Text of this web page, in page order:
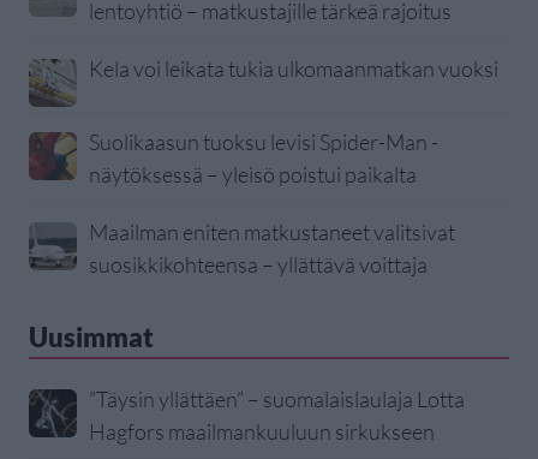
lentoyhtiö – matkustajille tärkeä rajoitus
Kela voi leikata tukia ulkomaanmatkan vuoksi
Suolikaasun tuoksu levisi Spider-Man -
näytöksessä – yleisö poistui paikalta
Maailman eniten matkustaneet valitsivat
suosikkikohteensa – yllättävä voittaja
Uusimmat
”Täysin yllättäen” – suomalaislaulaja Lotta
Hagfors maailmankuuluun sirkukseen